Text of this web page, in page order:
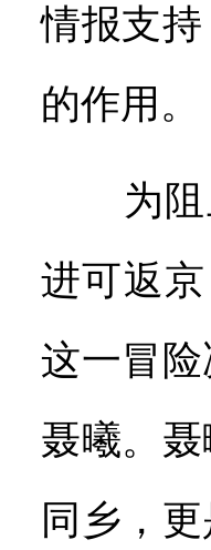
情报支
的作用。
为阻止
进可返
这一冒
聂曦。
同乡，